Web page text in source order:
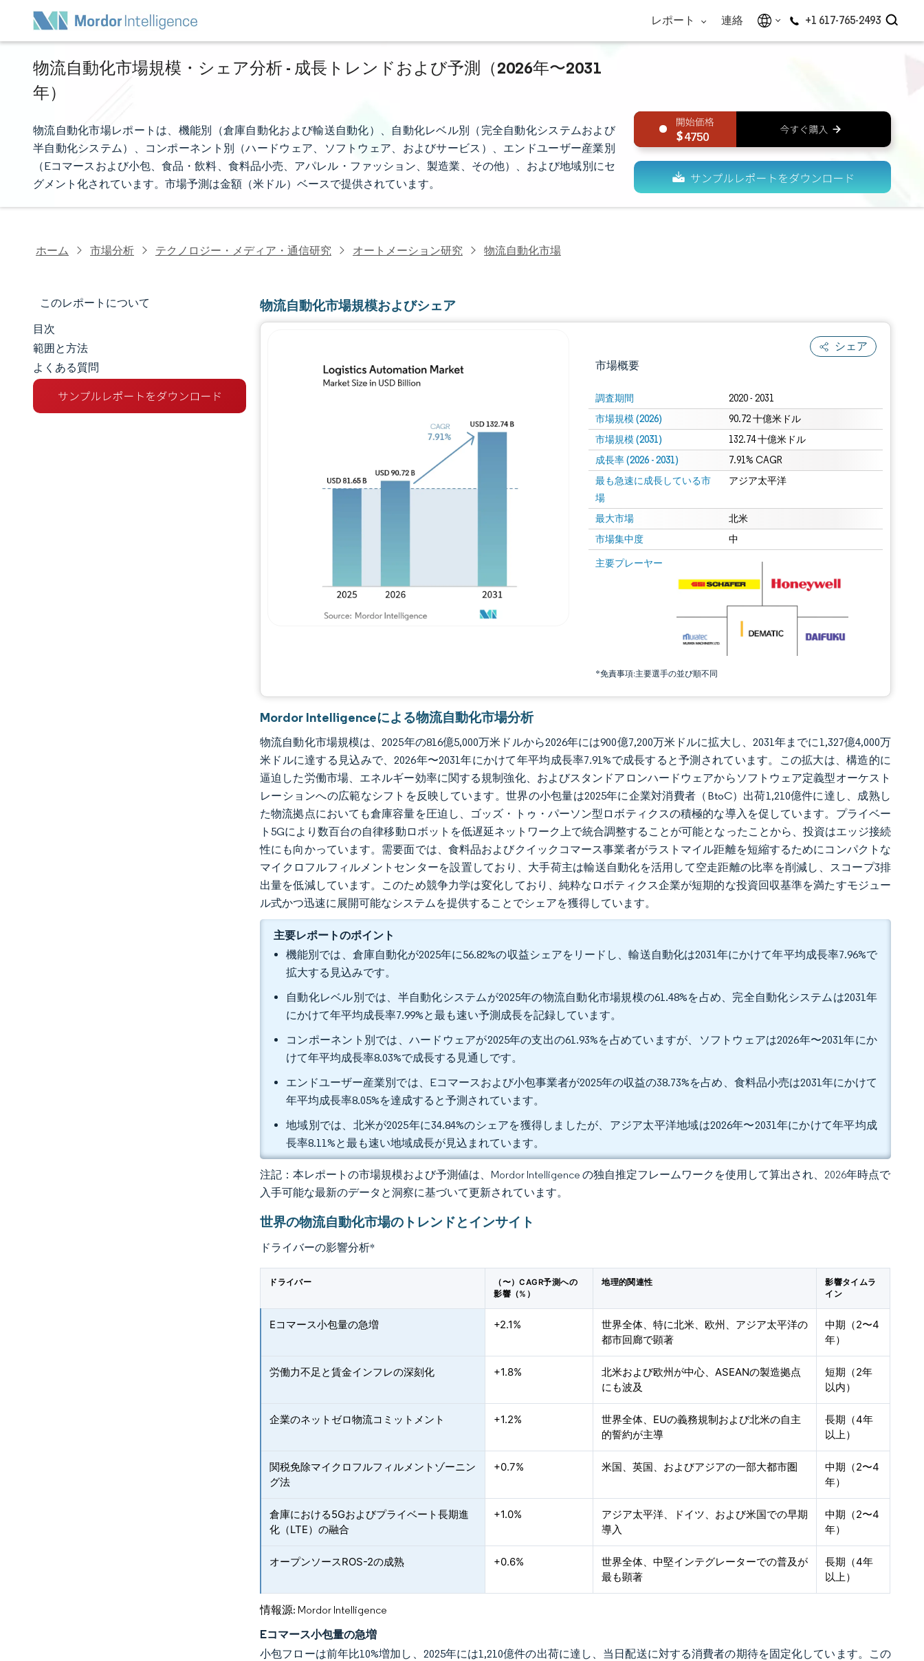
レポート 連絡 +1 617-765-2493
物流自動化市場規模・シェア分析 - 成長トレンドおよび予測（2026年〜2031
年）
物流自動化市場レポートは、機能別（倉庫自動化および輸送自動化）、自動化レベル別（完全自動化システムおよび
半自動化システム）、コンポーネント別（ハードウェア、ソフトウェア、およびサービス）、エンドユーザー産業別
（Eコマースおよび小包、食品・飲料、食料品小売、アパレル・ファッション、製造業、その他）、および地域別にセ
グメント化されています。市場予測は金額（米ドル）ベースで提供されています。
4750
ホーム 市場分析 テクノロジー・メディア・通信研究 オートメーション研究 物流自動化市場
このレポートについて
市場規模とシェア
市場分析
トレンドとインサイト
目次
範囲と方法
よくある質問
物流自動化市場規模およびシェア
シェア
市場概要
調査期間 2020 - 2031
市場規模 (2026) 90.72 十億米ドル
市場規模 (2031) 132.74 十億米ドル
成長率 (2026 - 2031) 7.91% CAGR
最も急速に成長している市
場
アジア太平洋
最大市場 北米
市場集中度 中
主要プレーヤー
*免責事項:主要選手の並び順不同
画像 © Mordor Intelligence。再利用にはCC BY 4.0の表示が必要です。
画像 © Mordor Intelligence。再利用にはCC BY 4.0の表示が必要です。
Mordor Intelligenceによる物流自動化市場分析
物流自動化市場規模は、2025年の816億5,000万米ドルから2026年には900億7,200万米ドルに拡大し、2031年までに1,327億4,000万
米ドルに達する見込みで、2026年〜2031年にかけて年平均成長率7.91%で成長すると予測されています。この拡大は、構造的に
逼迫した労働市場、エネルギー効率に関する規制強化、およびスタンドアロンハードウェアからソフトウェア定義型オーケスト
レーションへの広範なシフトを反映しています。世界の小包量は2025年に企業対消費者（BtoC）出荷1,210億件に達し、成熟し
た物流拠点においても倉庫容量を圧迫し、ゴッズ・トゥ・パーソン型ロボティクスの積極的な導入を促しています。プライベー
ト5Gにより数百台の自律移動ロボットを低遅延ネットワーク上で統合調整することが可能となったことから、投資はエッジ接続
性にも向かっています。需要面では、食料品およびクイックコマース事業者がラストマイル距離を短縮するためにコンパクトな
マイクロフルフィルメントセンターを設置しており、大手荷主は輸送自動化を活用して空走距離の比率を削減し、スコープ3排
出量を低減しています。このため競争力学は変化しており、純粋なロボティクス企業が短期的な投資回収基準を満たすモジュー
ル式かつ迅速に展開可能なシステムを提供することでシェアを獲得しています。
主要レポートのポイント
機能別では、倉庫自動化が2025年に56.82%の収益シェアをリードし、輸送自動化は2031年にかけて年平均成長率7.96%で
拡大する見込みです。
自動化レベル別では、半自動化システムが2025年の物流自動化市場規模の61.48%を占め、完全自動化システムは2031年
にかけて年平均成長率7.99%と最も速い予測成長を記録しています。
コンポーネント別では、ハードウェアが2025年の支出の61.93%を占めていますが、ソフトウェアは2026年〜2031年にか
けて年平均成長率8.03%で成長する見通しです。
エンドユーザー産業別では、Eコマースおよび小包事業者が2025年の収益の38.73%を占め、食料品小売は2031年にかけて
年平均成長率8.05%を達成すると予測されています。
地域別では、北米が2025年に34.84%のシェアを獲得しましたが、アジア太平洋地域は2026年〜2031年にかけて年平均成
長率8.11%と最も速い地域成長が見込まれています。
注記：本レポートの市場規模および予測値は、Mordor Intelligence の独自推定フレームワークを使用して算出され、2026年時点で
入手可能な最新のデータと洞察に基づいて更新されています。
世界の物流自動化市場のトレンドとインサイト
ドライバーの影響分析*
ドライバー
（〜）CAGR予測への
影響（%）
地理的関連性
影響タイムラ
イン
Eコマース小包量の急増 +2.1%
世界全体、特に北米、欧州、アジア太平洋の
都市回廊で顕著
中期（2〜4
年）
労働力不足と賃金インフレの深刻化 +1.8%
北米および欧州が中心、ASEANの製造拠点
にも波及
短期（2年
以内）
企業のネットゼロ物流コミットメント +1.2%
世界全体、EUの義務規制および北米の自主
的誓約が主導
長期（4年
以上）
関税免除マイクロフルフィルメントゾーニン
グ法
+0.7% 米国、英国、およびアジアの一部大都市圏
中期（2〜4
年）
倉庫における5Gおよびプライベート長期進
化（LTE）の融合
+1.0%
アジア太平洋、ドイツ、および米国での早期
導入
中期（2〜4
年）
オープンソースROS-2の成熟 +0.6%
世界全体、中堅インテグレーターでの普及が
最も顕著
長期（4年
以上）
情報源: Mordor Intelligence
Eコマース小包量の急増
小包フローは前年比10%増加し、2025年には1,210億件の出荷に達し、当日配送に対する消費者の期待を固定化しています。この